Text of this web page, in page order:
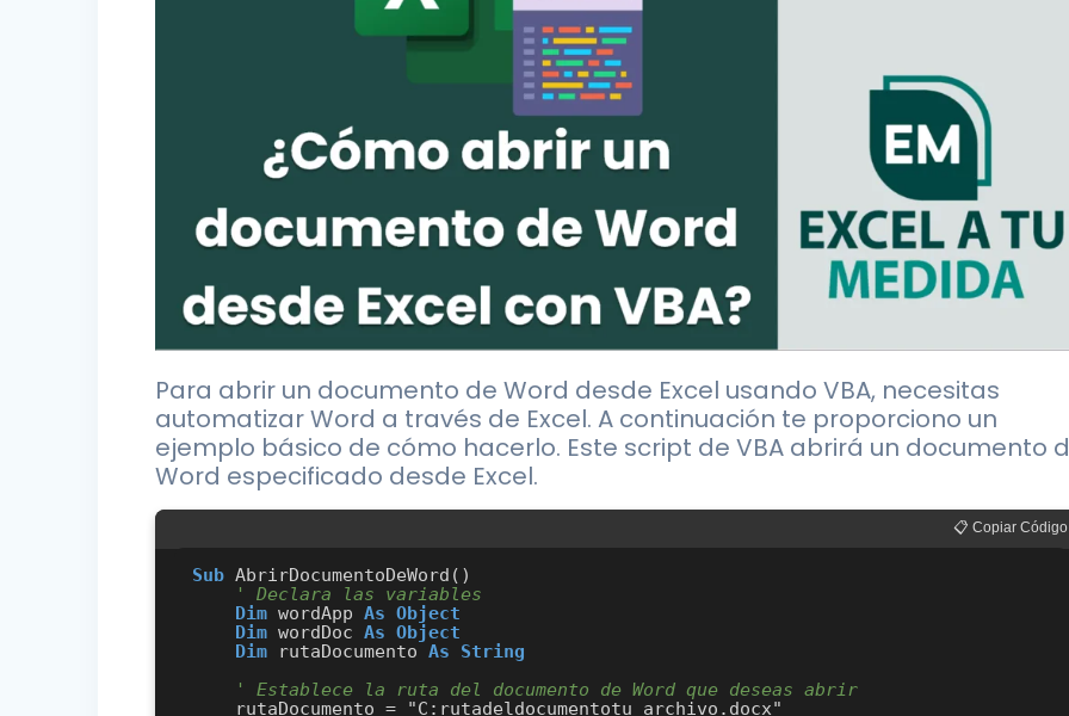
Para abrir un documento de Word desde Excel usando VBA, necesitas
automatizar Word a través de Excel. A continuación te proporciono un
ejemplo básico de cómo hacerlo. Este script de VBA abrirá un documento
Word especificado desde Excel.
📋 Copiar Código
Sub AbrirDocumentoDeWord()
' Declara las variables
Dim wordApp As Object
Dim wordDoc As Object
Dim rutaDocumento As
String
' Establece la ruta del documento de Word que deseas abrir